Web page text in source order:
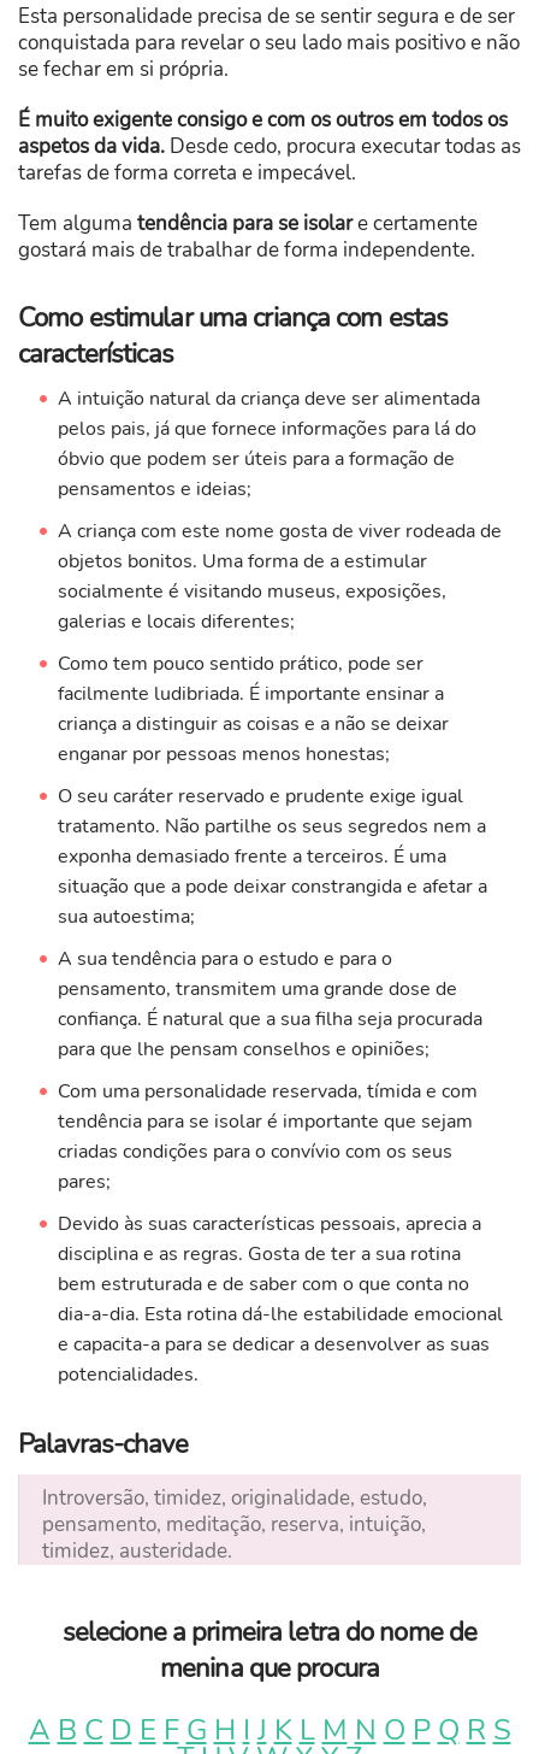
Esta personalidade precisa de se sentir segura e de ser
conquistada para revelar o seu lado mais positivo e não
se fechar em si própria.
É muito exigente consigo e com os outros em todos os
aspetos da vida. Desde cedo, procura executar todas as
tarefas de forma correta e impecável.
Tem alguma tendência para se isolare certamente
gostará mais de trabalhar de forma independente.
Como estimular uma criança com estas
características
A intuição natural da criança deve ser alimentada
pelos pais, já que fornece informações para lá do
óbvio que podem ser úteis para a formação de
pensamentos e ideias;
A criança com este nome gosta de viver rodeada de
objetos bonitos. Uma forma de a estimular
socialmente é visitando museus, exposições,
galerias e locais diferentes;
Como tem pouco sentido prático, pode ser
facilmente ludibriada. É importante ensinar a
criança a distinguir as coisas e a não se deixar
enganar por pessoas menos honestas;
O seu caráter reservado e prudente exige igual
tratamento. Não partilhe os seus segredos nem a
exponha demasiado frente a terceiros. É uma
situação que a pode deixar constrangida e afetar a
sua autoestima;
A sua tendência para o estudo e para o
pensamento, transmitem uma grande dose de
confiança. É natural que a sua filha seja procurada
para que lhe pensam conselhos e opiniões;
Com uma personalidade reservada, tímida e com
tendência para se isolar é importante que sejam
criadas condições para o convívio com os seus
pares;
Devido às suas características pessoais, aprecia a
disciplina e as regras. Gosta de ter a sua rotina
bem estruturada e de saber com o que conta no
dia-a-dia. Esta rotina dá-lhe estabilidade emocional
e capacita-a para se dedicar a desenvolver as suas
potencialidades.
Palavras-chave
Introversão, timidez, originalidade, estudo,
pensamento, meditação, reserva, intuição,
timidez, austeridade.
selecione a primeira letra do nome de
menina que procura
A B C D E F G H I J K L M N O P Q R S